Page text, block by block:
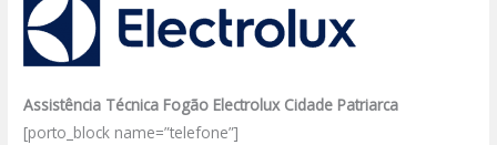
Assistência Técnica Fogão Electrolux Cidade Patriarca
[porto_block name=”telefone”]